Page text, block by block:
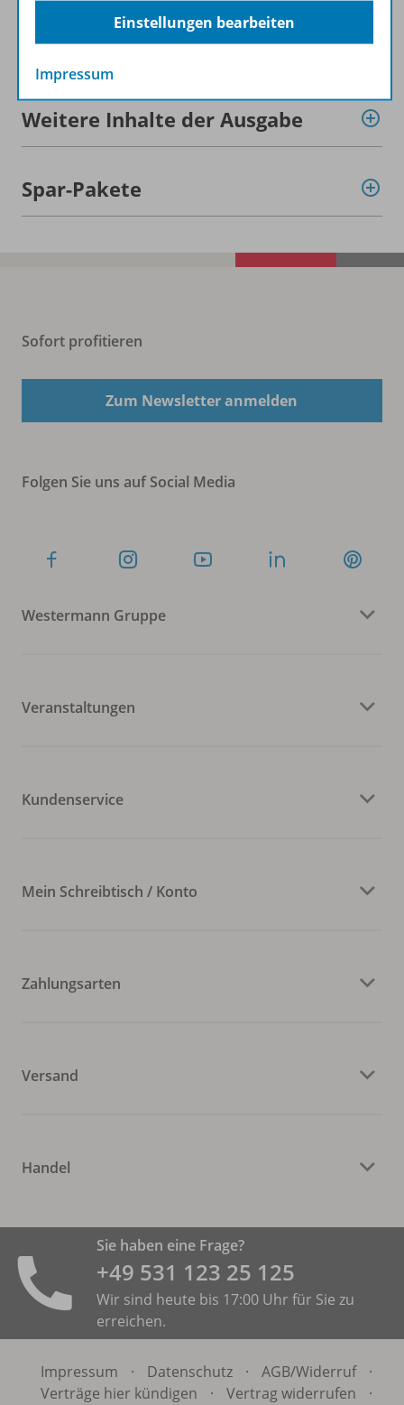
Beschreibung
Weitere Inhalte der Ausgabe
Spar-Pakete
Sofort profitieren
Zum Newsletter anmelden
Folgen Sie uns auf Social Media
Westermann Gruppe
Veranstaltungen
Kundenservice
Mein Schreibtisch / Konto
Zahlungsarten
Versand
Handel
Sie haben eine Frage?
+49 531 ­123 25 125
Wir sind heute bis 17:00 Uhr für Sie zu
erreichen.
Impressum · Datenschutz · AGB/Widerruf
·
Verträge hier kündigen
· Vertrag widerrufen
·
Einstellungen bearbeiten
Impressum